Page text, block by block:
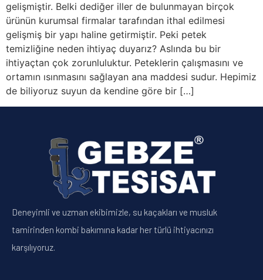
gelişmiştir. Belki dediğer iller de bulunmayan birçok
ürünün kurumsal firmalar tarafından ithal edilmesi
gelişmiş bir yapı haline getirmiştir. Peki petek
temizliğine neden ihtiyaç duyarız? Aslında bu bir
ihtiyaçtan çok zorunluluktur. Peteklerin çalışmasını ve
ortamın ısınmasını sağlayan ana maddesi sudur. Hepimiz
de biliyoruz suyun da kendine göre bir […]
Deneyimli ve uzman ekibimizle, su kaçakları ve musluk
tamirinden kombi bakımına kadar her türlü ihtiyacınızı
karşılıyoruz.